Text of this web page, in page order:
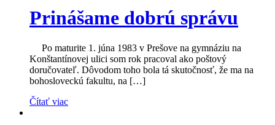
Prinášame dobrú správu
Po maturite 1. júna 1983 v Prešove na gymnáziu na
Konštantínovej ulici som rok pracoval ako poštový
doručovateľ. Dôvodom toho bola tá skutočnosť, že ma na
bohosloveckú fakultu, na […]
Čítať viac